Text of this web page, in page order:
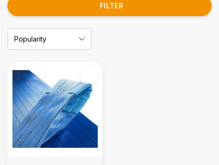
FILTER